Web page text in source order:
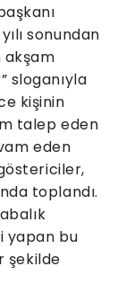
sonundan
akşam
sloganıyla
kişinin
talep eden
eden
toplandı.
yapan bu
şekilde